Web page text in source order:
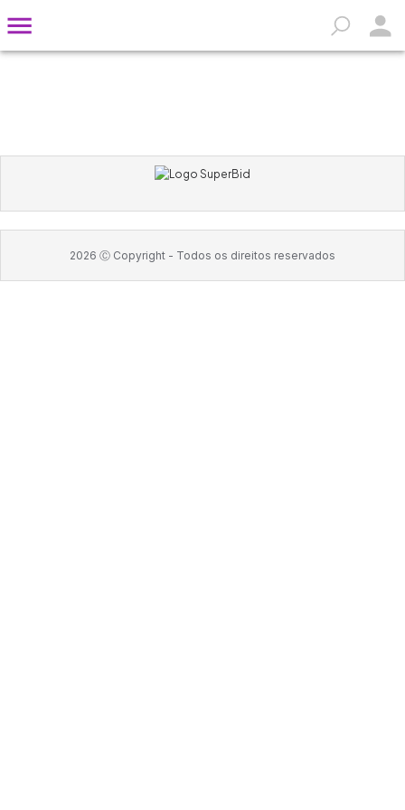
2026 Ⓒ Copyright - Todos os direitos reservados